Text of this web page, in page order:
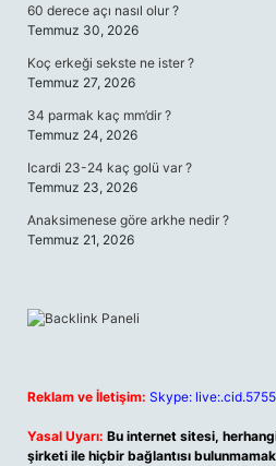
60 derece açı nasıl olur ?
Temmuz 30, 2026
Koç erkeği sekste ne ister ?
Temmuz 27, 2026
34 parmak kaç mm’dir ?
Temmuz 24, 2026
Icardi 23-24 kaç golü var ?
Temmuz 23, 2026
Anaksimenese göre arkhe nedir ?
Temmuz 21, 2026
Reklam ve İletişim: Skype:
Yasal Uyarı: Bu internet sitesi,
şirketi ile hiçbir bağlantısı